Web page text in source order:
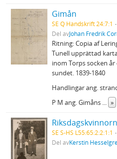
Gimån
SE Q Handskrift 24:7:1
Del avJohan Fredrik
Ritning: Copia af
Tunell upprättad
inom Torps socken
sundet. 1839-1840
Handlingar ang.
P M ang. Gimåns ... »
SE S-HS L55:65:2:2:1:1
Del avKerstin